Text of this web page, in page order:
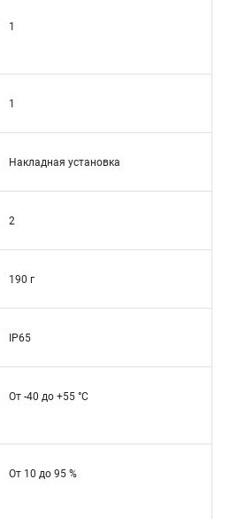
1
1
Накладная установка
2
190 г
IP65
От -40 до +55 °C
От 10 до 95 %